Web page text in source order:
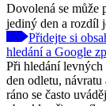
Dovolená se může
jediný den a rozdíl
Přidejte si
hledání a Google
Při hledání levných
den odletu, návratu
ráno se často